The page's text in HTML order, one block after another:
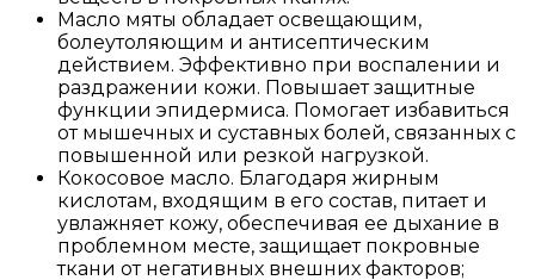
Масло мяты обладает освещающим,
болеутоляющим и антисептическим
действием. Эффективно при воспалении и
раздражении кожи. Повышает защитные
функции эпидермиса. Помогает избавиться
от мышечных и суставных болей, связанных с
повышенной или резкой нагрузкой.
Кокосовое масло. Благодаря жирным
кислотам, входящим в его состав, питает и
увлажняет кожу, обеспечивая ее дыхание в
проблемном месте, защищает покровные
ткани от негативных внешних факторов;